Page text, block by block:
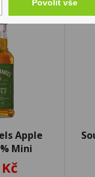
Apple
Mini
Povolit vše